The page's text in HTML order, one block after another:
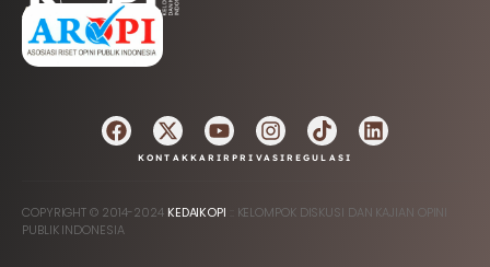
AFILIASI
KONTAK KARIRPRIVASI REGULASI
COPYRIGHT © 2014-2024 KEDAIKOPI :: KELOMPOK DISKUSI DAN KAJIAN OPINI
PUBLIK INDONESIA